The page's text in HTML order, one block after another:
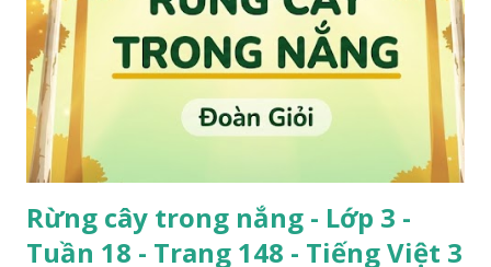
Rừng cây trong nắng - Lớp 3 -
Tuần 18 - Trang 148 - Tiếng Việt 3